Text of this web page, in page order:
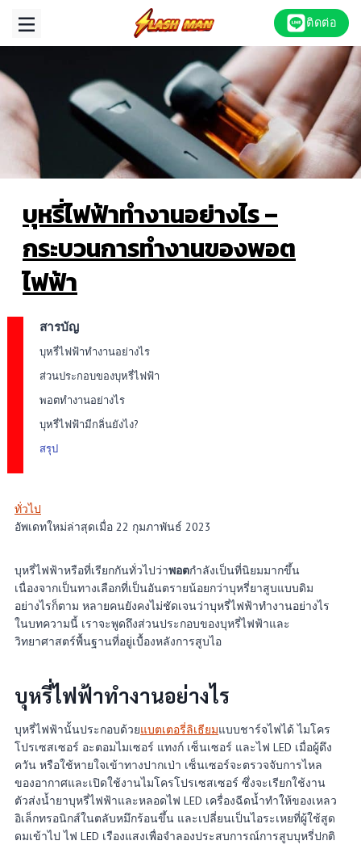
content
ติดต่อ
บุหรี่ไฟฟ้าทำงานอย่างไร –
กระบวนการทำงานของพอต
ไฟฟ้า
สารบัญ
บุหรี่ไฟฟ้าทำงานอย่างไร
ส่วนประกอบของบุหรี่ไฟฟ้า
พอตทำงานอย่างไร
บุหรี่ไฟฟ้ามีกลิ่นยังไง?
สรุป
ทั่วไป
อัพเดทใหม่ล่าสุดเมื่อ 22 กุมภาพันธ์ 2023
บุหรี่ไฟฟ้าหรือที่เรียกกันทั่วไปว่าพอตกำลังเป็นที่นิยมมากขึ้น
เนื่องจากเป็นทางเลือกที่เป็นอันตรายน้อยกว่าบุหรี่ยาสูบแบบดิม
อย่างไรก็ตาม หลายคนยังคงไม่ชัดเจนว่าบุหรี่ไฟฟ้าทำงานอย่างไร
ในบทความนี้ เราจะพูดถึงส่วนประกอบของบุหรี่ไฟฟ้าและ
วิทยาศาสตร์พื้นฐานที่อยู่เบื้องหลังการสูบไอ
บุหรี่ไฟฟ้าทำงานอย่างไร
บุหรี่ไฟฟ้านั้นประกอบด้วยแบตเตอรี่ลิเธียมแบบชาร์จไฟได้ ไมโคร
โปรเซสเซอร์ อะตอมไมเซอร์ แทงก์ เซ็นเซอร์ และไฟ LED เมื่อผู้ดึง
ควัน หรือใช้หายใจเข้าทางปากเป่า เซ็นเซอร์จะตรวจจับการไหล
ของอากาศและเปิดใช้งานไมโครโปรเซสเซอร์ ซึ่งจะเรียกใช้งาน
ตัวส่งน้ำยาบุหรี่ไฟฟ้าและหลอดไฟ LED เครื่องฉีดน้ำทำให้ของเหลว
อิเล็กทรอนิกส์ในตลับหมึกร้อนขึ้น และเปลี่ยนเป็นไอระเหยที่ผู้ใช้สูด
ดมเข้าไป ไฟ LED เรืองแสงเพื่อจำลองประสบการณ์การสูบบุหรี่ปกติ